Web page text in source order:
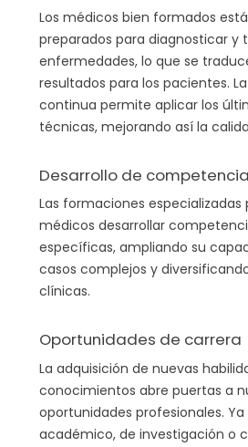
Los médicos bien formados
preparados para diagnosticar y
enfermedades, lo que se
resultados para los pacientes.
continua permite aplicar los
técnicas, mejorando así la
Desarrollo de
Las formaciones especializadas
médicos desarrollar
específicas, ampliando su
casos complejos y
clínicas.
Oportunidades de carrera
La adquisición de nuevas
conocimientos abre puertas a
oportunidades profesionales.
académico, de investigación o